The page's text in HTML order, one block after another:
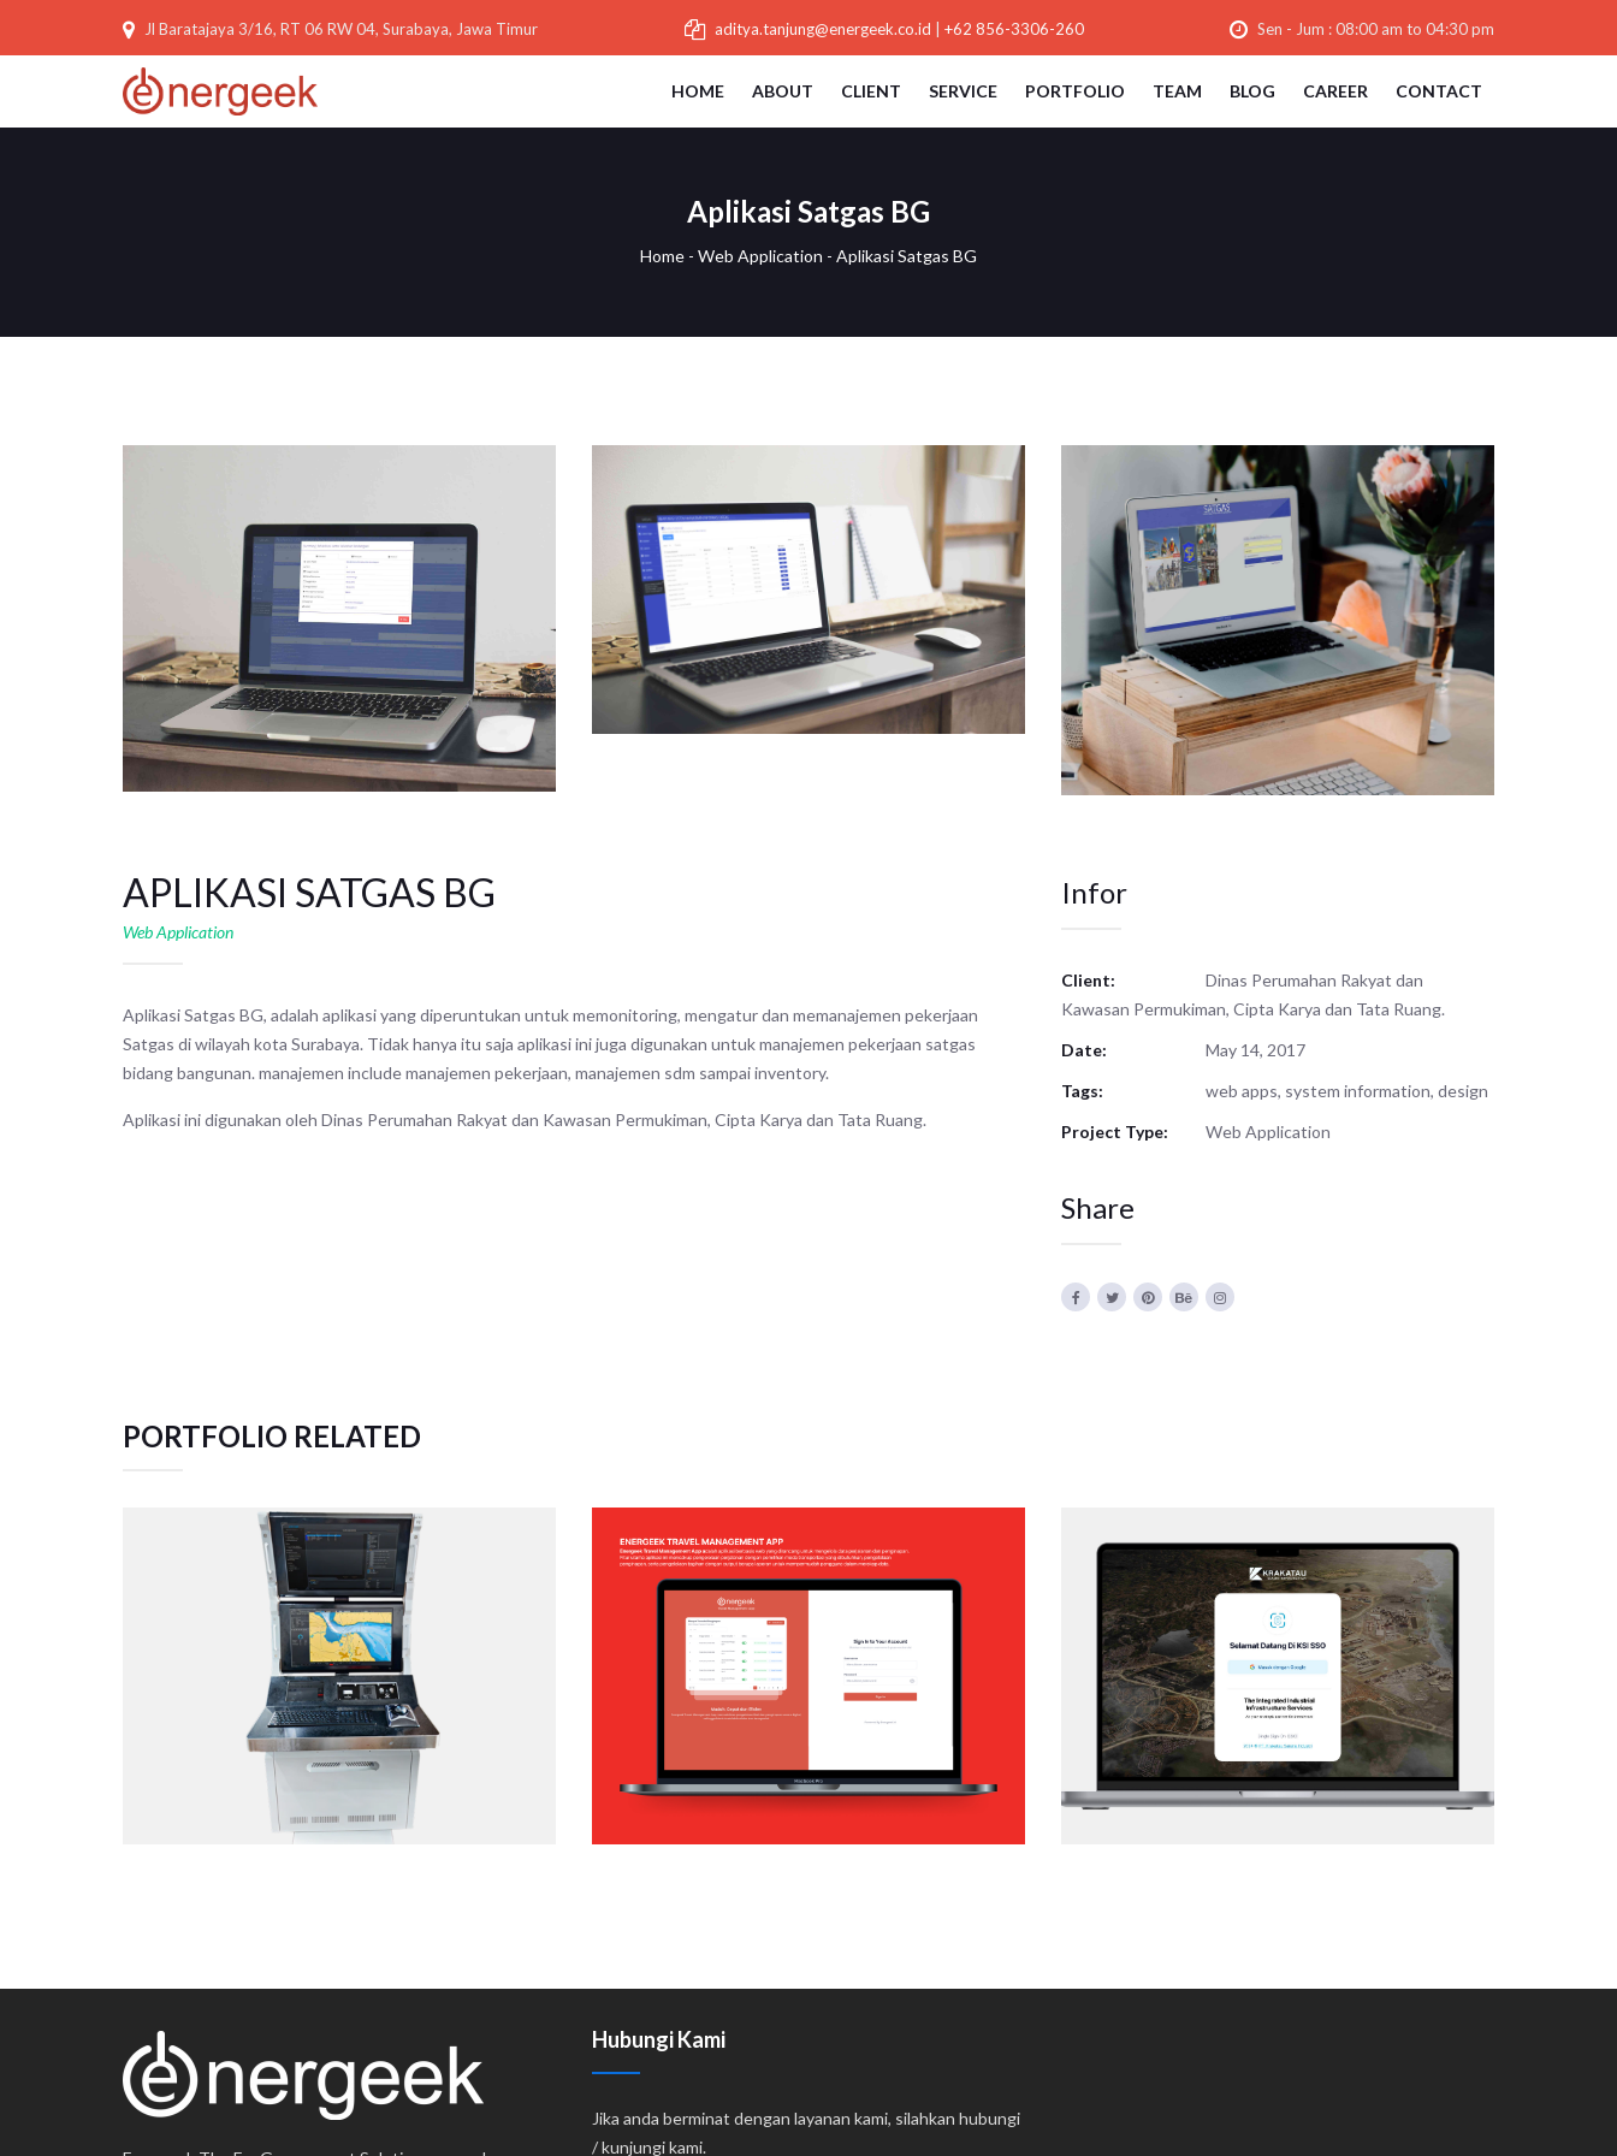
Jl Baratajaya 3/16, RT 06 RW 04, Surabaya, Jawa Timur aditya.tanjung@energeek.co.id +62 856-3306-260 Sen - Jum : 08:00 am to 04:30 pm
HOME ABOUT CLIENT SERVICE PORTFOLIO TEAM BLOG CAREER CONTACT
Aplikasi Satgas BG
Home - Web Application - Aplikasi Satgas BG
APLIKASI SATGAS BG
Web Application
Aplikasi Satgas BG, adalah aplikasi yang diperuntukan untuk memonitoring, mengatur dan memanajemen pekerjaan
Satgas di wilayah kota Surabaya. Tidak hanya itu saja aplikasi ini juga digunakan untuk manajemen pekerjaan satgas
bidang bangunan. manajemen include manajemen pekerjaan, manajemen sdm sampai inventory.
Aplikasi ini digunakan oleh Dinas Perumahan Rakyat dan Kawasan Permukiman, Cipta Karya dan Tata Ruang.
Infor
Client:
Dinas Perumahan Rakyat dan
Kawasan Permukiman, Cipta Karya dan Tata Ruang.
Date:
May 14, 2017
Tags:
web apps, system information, design
Project Type:
Web Application
Share
PORTFOLIO RELATED
TACTICAL TEAM TRAINER – NAVAL
SIMULATION SYSTEM
Web Application
ENERGEEK – TRAVEL MANAGEMENT
KSI – SSO
Web Application
Hubungi Kami
Jika anda berminat dengan layanan kami, silahkan hubungi
/ kunjungi kami.